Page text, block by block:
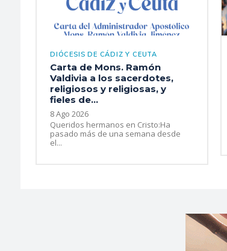
DIÓCESIS DE CÁDIZ Y CEUTA
Carta de Mons. Ramón
Valdivia a los sacerdotes,
religiosos y religiosas, y
fieles de...
8 Ago 2026
Queridos hermanos en Cristo:Ha
pasado más de una semana desde
el...